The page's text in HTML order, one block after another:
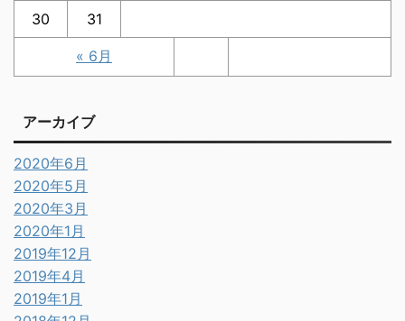
« 6月
30 31
アーカイブ
2020年6月
2020年5月
2020年3月
2020年1月
2019年12月
2019年4月
2019年1月